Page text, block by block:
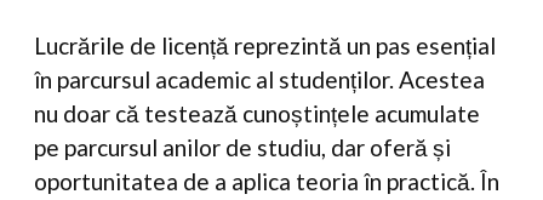
Lucrările de licență reprezintă un pas esențial
în parcursul academic al studenților. Acestea
nu doar că testează cunoștințele acumulate
pe parcursul anilor de studiu, dar oferă și
oportunitatea de a aplica teoria în practică. În